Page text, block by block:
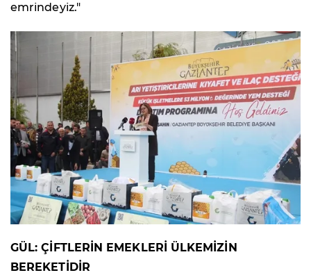
emrindeyiz."
GÜL: ÇİFTLERİN EMEKLERİ ÜLKEMİZİN
BEREKETİDİR